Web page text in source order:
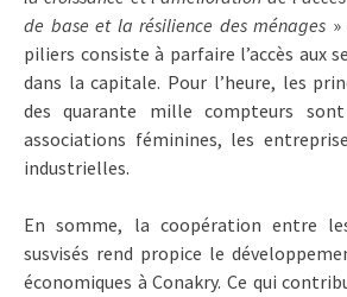
de base et la résilience des ménages
piliers consiste à parfaire l’accès aux
dans la capitale. Pour l’heure, les
des quarante mille compteurs
associations féminines, les
industrielles.
En somme, la coopération entre
susvisés rend propice le
économiques à Conakry. Ce qui